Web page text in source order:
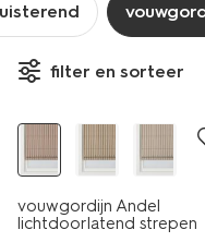
filter en sorteer
vouwgordijn Andel
lichtdoorlatend strepen